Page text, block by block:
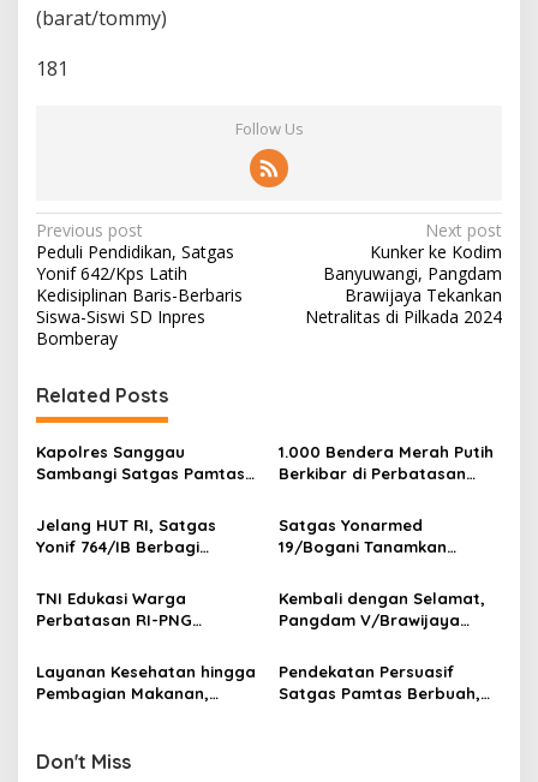
(barat/tommy)
181
Follow Us
P
o
s
t
a
v
i
a
i
o
n
Previous post
Peduli Pendidikan, Satgas
Yonif 642/Kps Latih
Kedisiplinan Baris-Berbaris
Siswa-Siswi SD Inpres
Bomberay
Next post
Kunker ke Kodim
Banyuwangi, Pangdam
Brawijaya Tekankan
Netralitas di Pilkada 2024
Related Posts
Kapolres Sanggau
Sambangi Satgas Pamtas
Perkuat Soliditas TNI-Polri
di Perbatasan
1.000 Bendera Merah Putih
Berkibar di Perbatasan
Jelang HUT RI, Satgas
Yonif 764/IB Berbagi
Satgas Yonarmed
19/Bogani Tanamkan
Perbatasan
TNI Edukasi Warga
Perbatasan RI-PNG
Perkuat Kesadaran Cegah
Penyakit
Kembali dengan Selamat,
Pangdam V/Brawijaya
Satgas Yonif 521/DY di
Perbatasan RI-PNG
Layanan Kesehatan hingga
Pembagian Makanan,
Warga Perbatasan Papua
Pendekatan Persuasif
Satgas Pamtas Berbuah,
Don't Miss